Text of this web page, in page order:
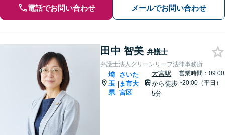
電話でお問い合わせ メールでお問い合わせ
田中 智美 弁護士
弁護士法人グリーンリーフ法律事務所
埼
玉
県
|
さいた
ま市大
宮区
大宮駅
から徒歩
5分
営業時間：09:00
~20:00（平日）